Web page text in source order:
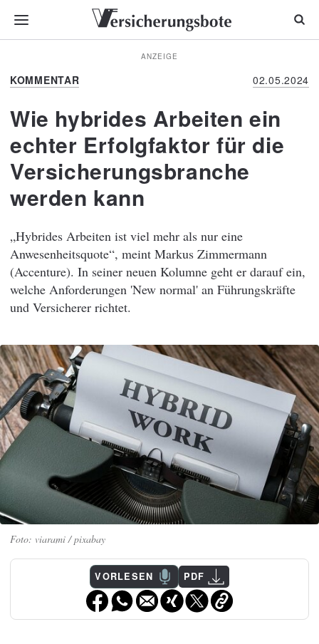
ANZEIGE
KOMMENTAR 02.05.2024
Wie hybrides Arbeiten ein
echter Erfolgfaktor für die
Versicherungsbranche
werden kann
„Hybrides Arbeiten ist viel mehr als nur eine
Anwesenheitsquote“, meint Markus Zimmermann
(Accenture). In seiner neuen Kolumne geht er darauf ein,
welche Anforderungen 'New normal' an Führungskräfte
und Versicherer richtet.
viarami / pixabay
VORLESEN PDF